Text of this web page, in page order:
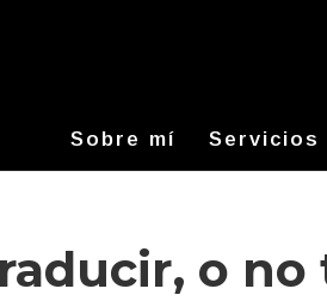
Sobre mí Servicios
o